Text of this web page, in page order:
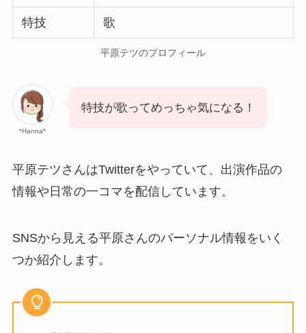
特技 歌
平原テツのプロフィール
*Hanna*
特技が歌ってめっちゃ気になる！
平原テツさんはTwitterをやっていて、出演作品の
情報や日常の一コマを配信しています。
SNSから見える平原さんのパーソナル情報をいく
つか紹介します。